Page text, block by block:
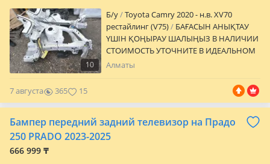
10
Б/y
Toyota Camry 2020 - н.в. XV70
рестайлинг (V75)
БАҒАСЫН АНЫҚТАУ
ҮШІН ҚОҢЫРАУ ШАЛЫҢЫЗ В НАЛИЧИИ
СТОИМОСТЬ УТОЧНИТЕ В ИДЕАЛЬНОМ
СОСТОЯНИИ ПРИВОЗНЫЕ ИЗ ЯПОНИИ
телевизор на Камри 70/75 Лонжерон
телевизор на Раф4 2019-2025 Стойка
парог кузова на Камри 70/75
Алматы
7 августа 365 15
Бампер передний задний телевизор на Прадо
250 PRADO 2023-2025
666 999 ₸